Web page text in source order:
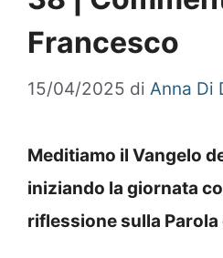
Francesco
15/04/2025 di Anna Di
Meditiamo il Vangelo
iniziando la giornata
riflessione sulla Parola